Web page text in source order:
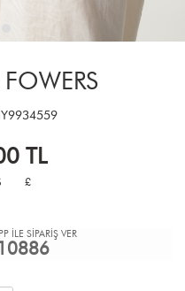
TL
£
İLE SİPARİŞ VER